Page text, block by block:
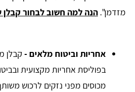
מזדמן". הנה למה חשוב לבחור קבלן
אחריות וביטוח מלאים - קבלן
בפוליסת אחריות מקצועית
מכוסים מפני נזקים לרכוש